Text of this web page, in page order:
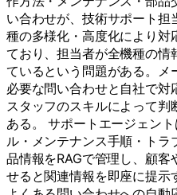
い合わせが、技術サポート
種の多様化・高度化により対
ており、担当者が全機種の情
ているという問題がある。メ
必要な問い合わせと自社で対
スタッフのスキルによって
ある。 サポートエージェン
ル・メンテナンス手順・ト
品情報をRAGで管理し、顧
せると関連情報を即座に提示